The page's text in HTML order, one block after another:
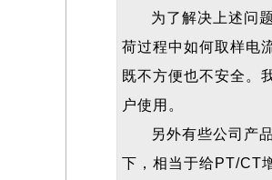
为了解决上述问
荷过程中如何取样电
既不方便也不安全。
户使用。
另外有些公司产
下，相当于给PT/CT